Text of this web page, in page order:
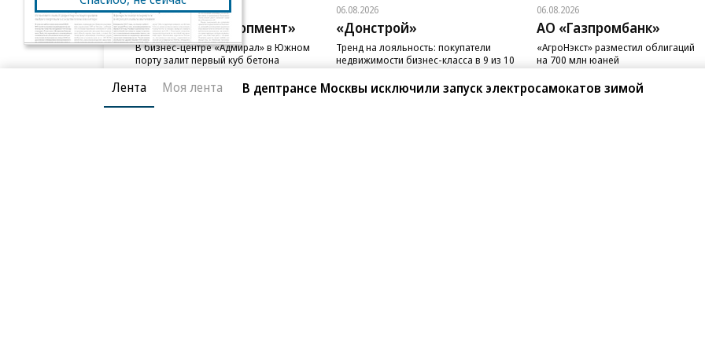
06.08.2026
ГК «Галс-Девелопмент»
В бизнес-центре «Адмирал» в Южном
порту залит первый куб бетона
06.08.2026
«Донстрой»
Тренд на лояльность: покупатели
недвижимости бизнес-класса в 9 из 10
случаев остаются в сегменте
06.08.2026
АО «Газпромбанк»
«АгроНэкст» разместил облигаций
на 700 млн юаней
Лента Моя лента В дептрансе Москвы исключили запуск электросамокатов зимой